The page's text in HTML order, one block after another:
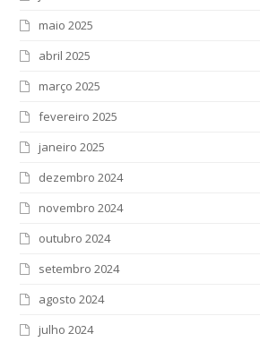
maio 2025
abril 2025
março 2025
fevereiro 2025
janeiro 2025
dezembro 2024
novembro 2024
outubro 2024
setembro 2024
agosto 2024
julho 2024